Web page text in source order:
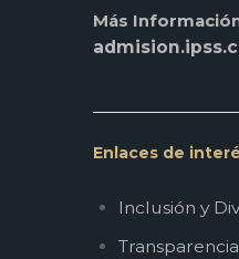
Más
Enlaces de
Inclusión y
Transparencia